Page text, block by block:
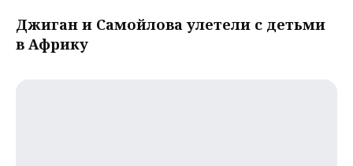
Джиган и Самойлова улетели с детьми
в Африку